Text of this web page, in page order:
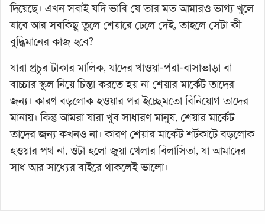
দিয়েছে। এখন সবাই যদি ভাবি যে তার মত আমারও ভাগ্য খুলে
যাবে আর সবকিছু তুলে শেয়ারে ঢেলে দেই, তাহলে সেটা কী
বুদ্ধিমানের কাজ হবে?
যারা প্রচুর টাকার মালিক, যাদের খাওয়া-পরা-বাসাভাড়া বা
বাচ্চার স্কুল নিয়ে চিন্তা করতে হয় না শেয়ার মার্কেট তাদের
জন্য। কারণ বড়লোক হওয়ার পর ইচ্ছেমতো বিনিয়োগ তাদের
মানায়। কিন্তু আমরা যারা খুব সাধারণ মানুষ, শেয়ার মার্কেট
তাদের জন্য কখনও না। কারণ শেয়ার মার্কেট শর্টকাটে বড়লোক
হওয়ার পথ না, ওটা হলো জুয়া খেলার বিলাসিতা, যা আমাদের
সাধ আর সাধ্যের বাইরে থাকলেই ভালো।